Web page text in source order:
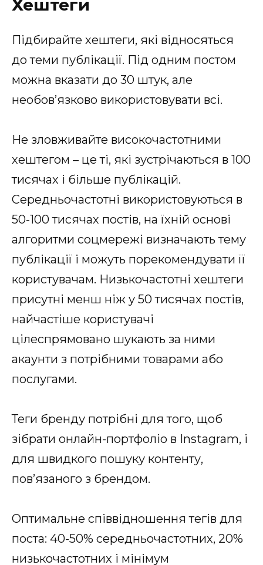
Хештеги
Підбирайте хештеги, які відносяться
до теми публікації. Під одним постом
можна вказати до 30 штук, але
необов’язково використовувати всі.
Не зловживайте високочастотними
хештегом – це ті, які зустрічаються в 100
тисячах і більше публікацій.
Середньочастотні використовуються в
50-100 тисячах постів, на їхній основі
алгоритми соцмережі визначають тему
публікації і можуть порекомендувати її
користувачам. Низькочастотні хештеги
присутні менш ніж у 50 тисячах постів,
найчастіше користувачі
цілеспрямовано шукають за ними
акаунти з потрібними товарами або
послугами.
Теги бренду потрібні для того, щоб
зібрати онлайн-портфоліо в Instagram, і
для швидкого пошуку контенту,
пов’язаного з брендом.
Оптимальне співвідношення тегів для
поста: 40-50% середньочастотних, 20%
низькочастотних і мінімум